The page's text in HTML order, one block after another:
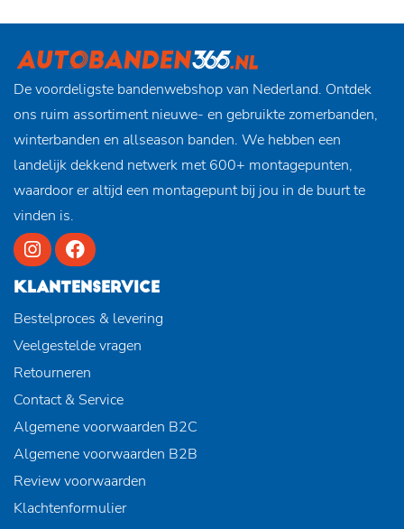
De voordeligste bandenwebshop van Nederland. Ontdek
ons ruim assortiment nieuwe- en gebruikte zomerbanden,
winterbanden en allseason banden. We hebben een
landelijk dekkend netwerk met 600+ montagepunten,
waardoor er altijd een montagepunt bij jou in de buurt te
vinden is.
KLANTENSERVICE
Bestelproces & levering
Veelgestelde vragen
Retourneren
Contact & Service
Algemene voorwaarden B2C
Algemene voorwaarden B2B
Review voorwaarden
Klachtenformulier